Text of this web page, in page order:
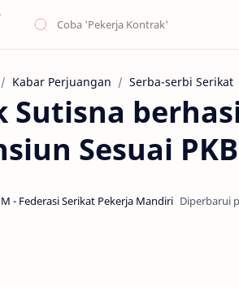
Kabar Perjuangan Serba-serbi Serikat
Sutisna
Sesuai PKB